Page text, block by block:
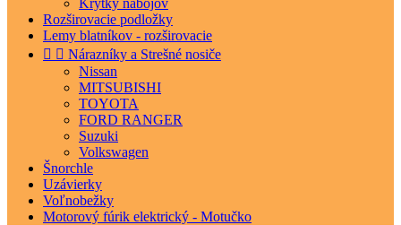
Krytky nabojov
Rozširovacie podložky
Lemy blatníkov - rozširovacie
  Nárazníky a Strešné nosiče
Nissan
MITSUBISHI
TOYOTA
FORD RANGER
Suzuki
Volkswagen
Šnorchle
Uzávierky
Voľnobežky
Motorový fúrik elektrický - Motučko